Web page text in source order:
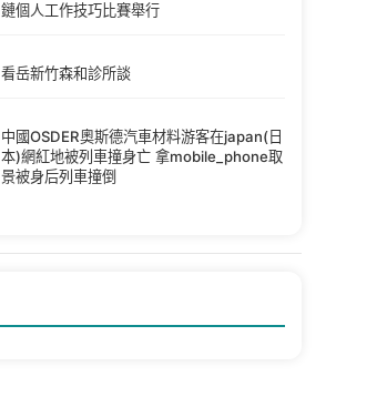
鏈個人工作技巧比賽舉行
看岳新竹森和診所談
中國OSDER奧斯德汽車材料游客在japan(日
本)網紅地被列車撞身亡 拿mobile_phone取
景被身后列車撞倒